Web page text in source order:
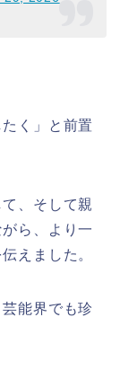
く」と前置
、そして親
ら、より一
えました。
能界でも珍